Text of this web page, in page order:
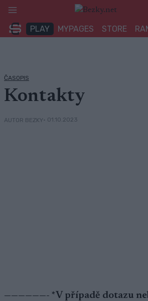
Přeskočit
obsah
PLAY MYPAGES STORE
ČASOPIS
Kontakty
AUTOR BEZKY• 01.10.2023
——————- *V případě dotazu